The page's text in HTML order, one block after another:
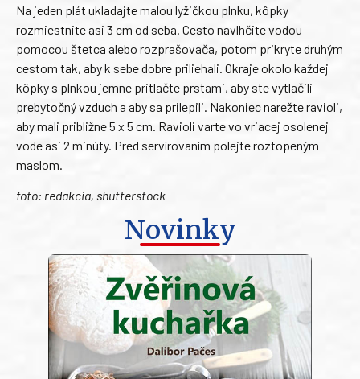
Na jeden plát ukladajte malou lyžičkou plnku, kôpky
rozmiestnite asi 3 cm od seba. Cesto navlhčite vodou
pomocou štetca alebo rozprašovača, potom prikryte druhým
cestom tak, aby k sebe dobre priliehali. Okraje okolo každej
kôpky s plnkou jemne pritlačte prstami, aby ste vytlačili
prebytočný vzduch a aby sa prilepili. Nakoniec narežte ravioli,
aby mali približne 5 x 5 cm. Ravioli varte vo vriacej osolenej
vode asi 2 minúty. Pred servírovaním polejte roztopeným
maslom.
foto: redakcia, shutterstock
Novinky